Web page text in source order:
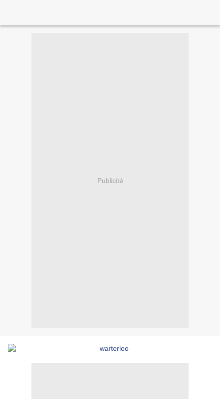
Publicité